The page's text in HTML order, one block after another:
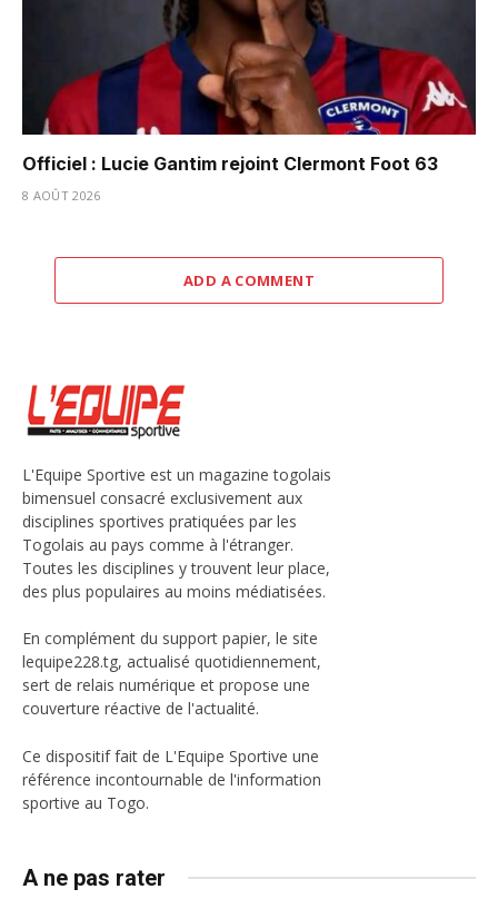
Officiel : Lucie Gantim rejoint Clermont Foot 63
8 AOÛT 2026
ADD A COMMENT
L'Equipe Sportive est un magazine togolais
bimensuel consacré exclusivement aux
disciplines sportives pratiquées par les
Togolais au pays comme à l'étranger.
Toutes les disciplines y trouvent leur place,
des plus populaires au moins médiatisées.
En complément du support papier, le site
lequipe228.tg, actualisé quotidiennement,
sert de relais numérique et propose une
couverture réactive de l'actualité.
Ce dispositif fait de L'Equipe Sportive une
référence incontournable de l'information
sportive au Togo.
A ne pas rater